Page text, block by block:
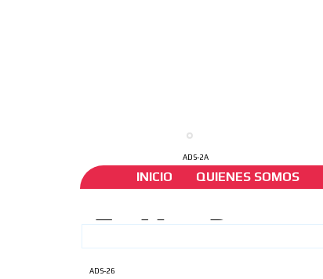
ADS-2A
INICIO QUIENES SOMOS
ADS-26